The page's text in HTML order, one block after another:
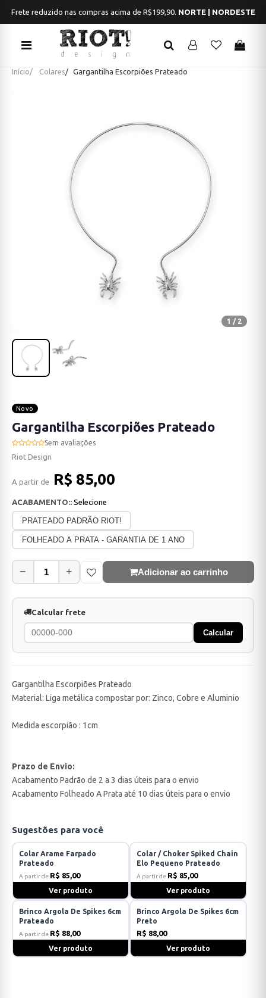
Frete Grátis em compras acima de R$199,90.SUL | SUDESTE | CENTRO-
Início Colares Gargantilha Escorpiões Prateado
1 / 2
Novo
Gargantilha Escorpiões Prateado
Sem avaliações
Riot Design
A partir de R$ 85,00
ACABAMENTO:: Selecione
PRATEADO PADRÃO RIOT!
FOLHEADO A PRATA - GARANTIA DE 1 ANO
− + Adicionar ao carrinho
Calcular frete
Calcular
Gargantilha Escorpiões Prateado
Material: Liga metálica compostar por: Zinco, Cobre e Aluminio
Medida escorpião : 1cm
Prazo de Envio:
Acabamento Padrão de 2 a 3 dias úteis para o envio
Acabamento Folheado A Prata até 10 dias úteis para o envio
Sugestões para você
Colar Arame Farpado
Prateado
A partir de R$ 85,00
Ver produto
Colar / Choker Spiked Chain
Elo Pequeno Prateado
A partir de R$ 85,00
Ver produto
Brinco Argola De Spikes 6cm
Prateado
A partir de R$ 88,00
Ver produto
Brinco Argola De Spikes 6cm
Preto
R$ 88,00
Ver produto